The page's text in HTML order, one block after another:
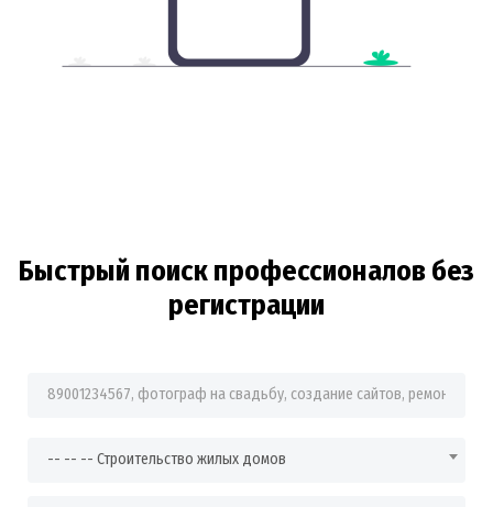
Быстрый поиск профессионалов без
регистрации
Фраза для поиска
-- -- -- Строительство жилых домов